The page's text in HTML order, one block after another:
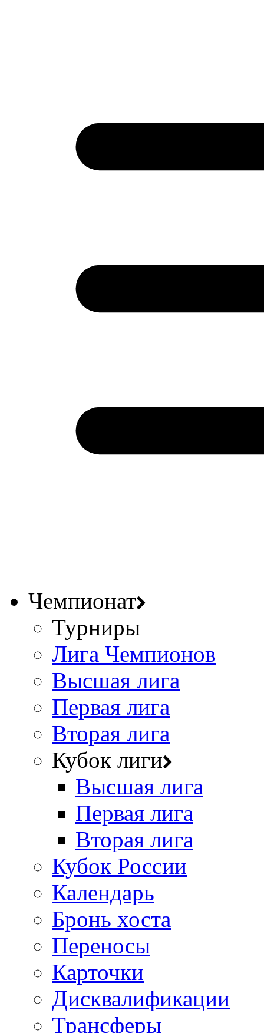
Чемпионат
Турниры
Лига Чемпионов
Высшая лига
Первая лига
Вторая лига
Кубок лиги
Высшая лига
Первая лига
Вторая лига
Кубок России
Календарь
Бронь хоста
Переносы
Карточки
Дисквалификации
Трансферы